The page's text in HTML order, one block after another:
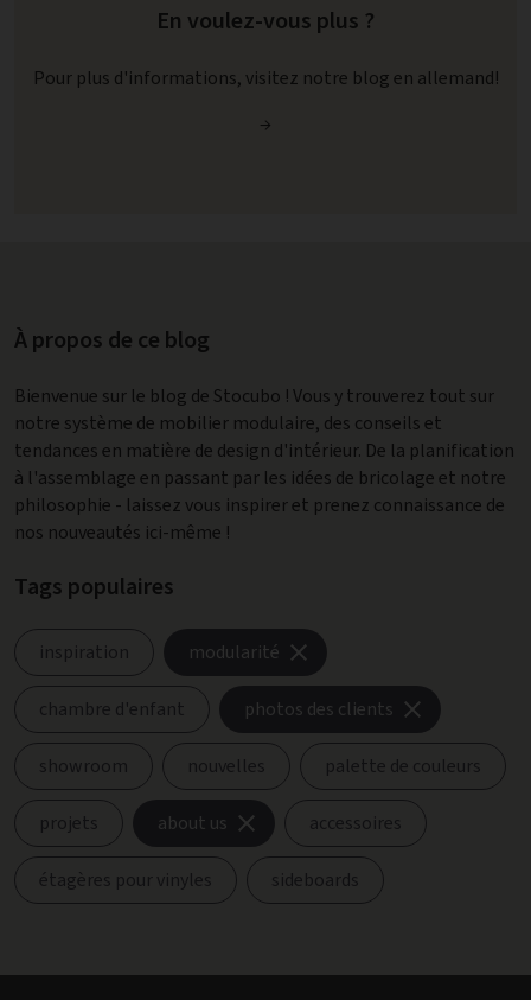
En voulez-vous plus ?
Pour plus d'informations, visitez notre blog en allemand!
→
À propos de ce blog
Bienvenue sur le blog de Stocubo ! Vous y trouverez tout sur
notre système de mobilier modulaire, des conseils et
tendances en matière de design d'intérieur. De la planification
à l'assemblage en passant par les idées de bricolage et notre
philosophie - laissez vous inspirer et prenez connaissance de
nos nouveautés ici-même !
Tags populaires
inspiration modularité
chambre d'enfant photos des clients
showroom nouvelles palette de couleurs
projets about us accessoires
étagères pour vinyles sideboards